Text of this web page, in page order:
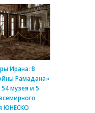
Ирана: В
Рамадана»
музея и 5
ЮНЕСКО